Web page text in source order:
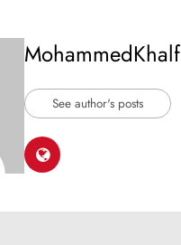
MohammedKhalf
See author's posts